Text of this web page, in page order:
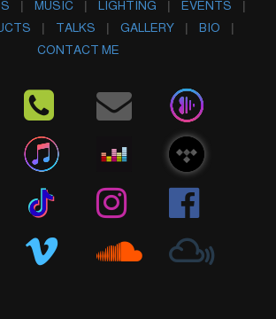
MUSIC LIGHTING
EVENTS
TALKS GALLERY
BIO
CONTACT ME